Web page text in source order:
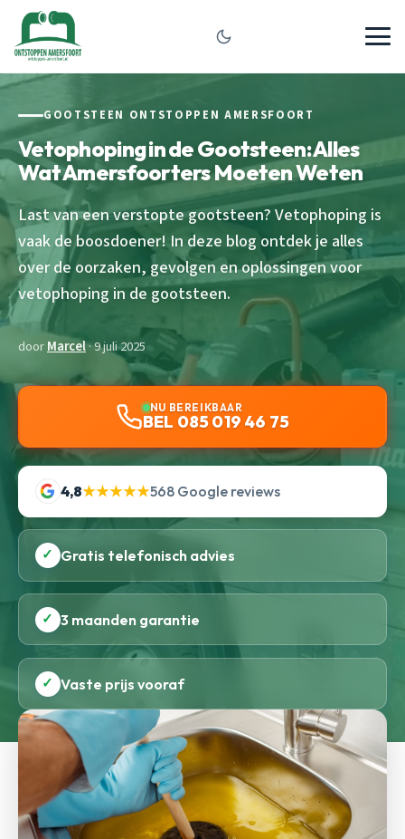
GOOTSTEEN ONTSTOPPEN AMERSFOORT
Vetophoping in de Gootsteen: Alles
Wat Amersfoorters Moeten Weten
Last van een verstopte gootsteen? Vetophoping is
vaak de boosdoener! In deze blog ontdek je alles
over de oorzaken, gevolgen en oplossingen voor
vetophoping in de gootsteen.
doorMarcel· 9 juli 2025
NU BEREIKBAAR
BEL 085 019 46 75
4,8★★★★★568 Google reviews
✓ Gratis telefonisch advies
✓ 3 maanden garantie
✓ Vaste prijs vooraf